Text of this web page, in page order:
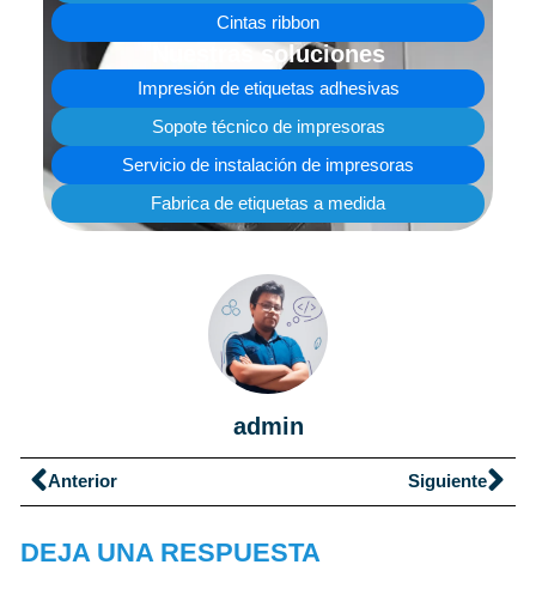
Cintas ribbon
Nuestras soluciones
Impresión de etiquetas adhesivas
Sopote técnico de impresoras
Servicio de instalación de impresoras
Fabrica de etiquetas a medida
admin
Anterior Siguiente
DEJA UNA RESPUESTA